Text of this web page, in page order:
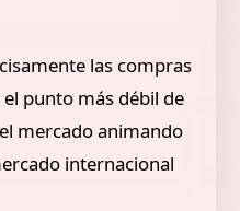
las compras
el punto más débil de
mercado animando
internacional